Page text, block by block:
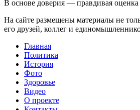
В основе доверия — правдивая
На сайте размещены материалы не
его друзей, коллег и
Главная
Политика
История
Фото
Здоровье
Видео
О проекте